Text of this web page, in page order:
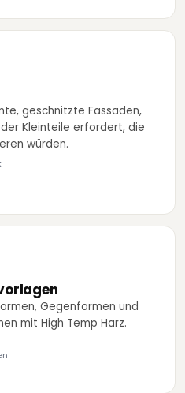
geschnitzte Fassaden,
Kleinteile erfordert, die
würden.
Gegenformen und
mit High Temp Harz.